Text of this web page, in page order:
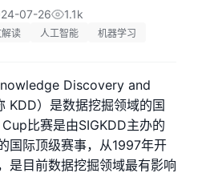
07-26 1.1k
读 人工智能 机器学习
Discovery and
KDD）是数据挖掘领域的国
比赛是由SIGKDD主办的
国际顶级赛事，从1997年开
是目前数据挖掘领域最有影响